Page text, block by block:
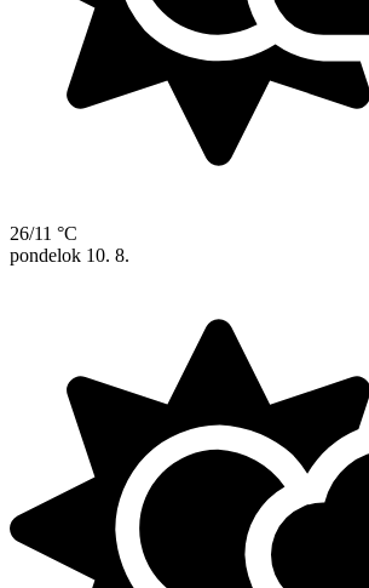
26/11 °C
pondelok 10. 8.